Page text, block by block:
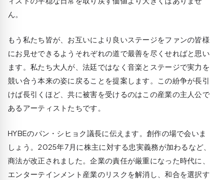
ん。
もう私たち皆が、お互いにより良いステージをファンの皆様
にお見せできるようそれぞれの道で最善を尽くせればと思い
ます。私たち大人が、法廷ではなく音楽とステージで実力を
競い合う本来の姿に戻ることを提案します。この紛争が長引
けば長引くほど、共に被害を受けるのはこの産業の主人公で
あるアーティストたちです。
HYBEのパン・シヒョク議長に伝えます。創作の場で会いま
しょう。2025年7月に株主に対する忠実義務が加わるなど、
商法が改正されました。企業の責任が厳重になった時代に、
エンターテインメント産業のリスクを解消し、和合を選択す